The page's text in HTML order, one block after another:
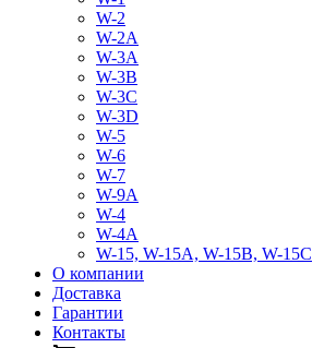
W-2
W-2A
W-3A
W-3B
W-3C
W-3D
W-5
W-6
W-7
W-9A
W-4
W-4A
W-15, W-15A, W-15B, W-15C
О компании
Доставка
Гарантии
Контакты